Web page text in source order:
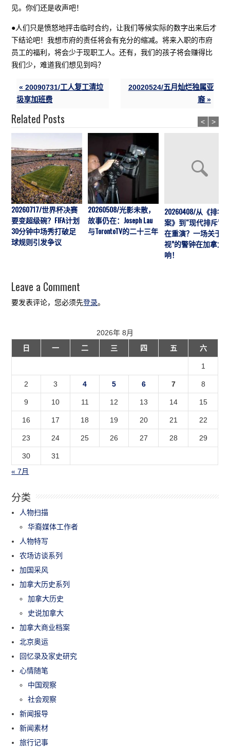
见。你们还是收声吧！
●人们只是愤怒地抨击临时合约，让我们等候实际的数字出来后才
下结论吧！我想市府的责任将会有充分的缩减。将来入职的市府
员工的福利，将会少于现职工人。还有，我们的孩子将会赚得比
我们少，难道我们想见到吗？
« 20090731/工人复工清垃
圾享加班费
20020524/五月灿烂独属亚
裔 »
Related Posts
20260717/世界杯决赛
要变超级碗？FIFA计划
30分钟中场秀打破足
球规则引发争议
20260508/光影未散，
故事仍在：Joseph Lau
与TorontoTV的二十三年
20260408/从《排华
案》到“现代排斥”历
在重演？一场关于“
视”的警钟在加拿大
响！
< >
Leave a Comment
要发表评论，您必须先登录。
2026年 8月
日
一 二 三 四 五 六
1
2 3 4 5 6 7 8
9 10 11 12 13 14 15
16 17 18 19 20 21 22
23 24 25 26 27 28 29
30
31
« 7月
分类
人物扫描
华裔媒体工作者
人物特写
农场访谈系列
加国采风
加拿大历史系列
加拿大历史
史说加拿大
加拿大商业档案
北京奥运
回忆录及家史研究
心情随笔
中国观察
社会观察
新闻报导
新闻素材
旅行记事